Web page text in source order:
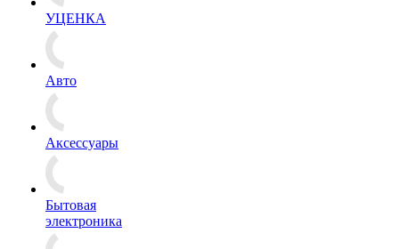
УЦЕНКА
Авто
Аксессуары
Бытовая
электроника